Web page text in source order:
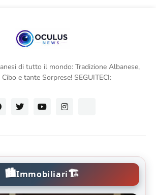
di tutto il mondo: Tradizione Albanese,
e tante Sorprese! SEGUITECI:
🏙️Immobiliari🏗️